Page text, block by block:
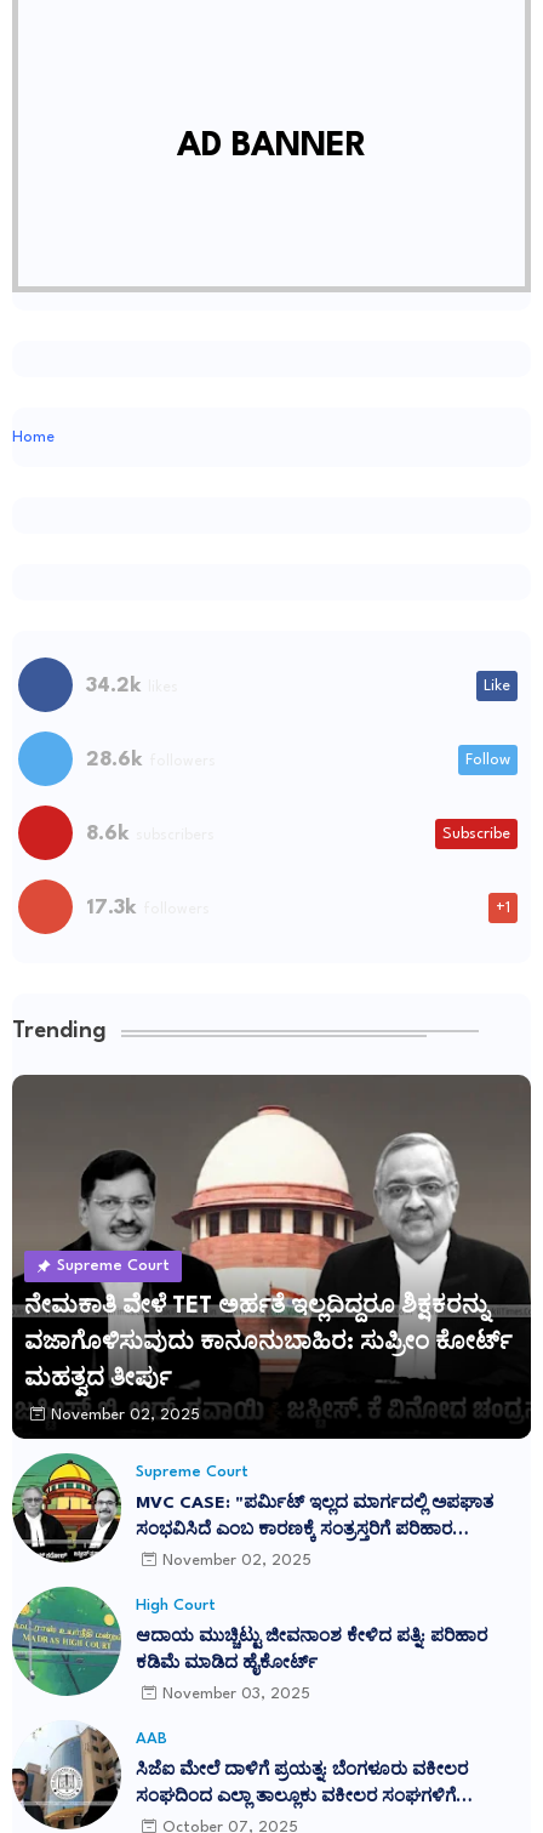
AD BANNER
Home
34.2k Like
28.6k Follow
8.6k Subscribe
17.3k +1
Trending
Supreme Court
ನೇಮಕಾತಿ ವೇಳೆ TET ಅರ್ಹತೆ ಇಲ್ಲದಿದ್ದರೂ ಶಿಕ್ಷಕರನ್ನು
ವಜಾಗೊಳಿಸುವುದು ಕಾನೂನುಬಾಹಿರ: ಸುಪ್ರೀಂ ಕೋರ್ಟ್
ಮಹತ್ವದ ತೀರ್ಪು
November 02, 2025
Supreme Court
MVC CASE: "ಪರ್ಮಿಟ್ ಇಲ್ಲದ ಮಾರ್ಗದಲ್ಲಿ ಅಪಘಾತ
ಸಂಭವಿಸಿದೆ ಎಂಬ ಕಾರಣಕ್ಕೆ ಸಂತ್ರಸ್ತರಿಗೆ ಪರಿಹಾರ
ನಿರಾಕರಿಸುವುದು ನ್ಯಾಯವಲ್ಲ": ಕರ್ನಾಟಕ ಹೈಕೋರ್ಟ್
November 02, 2025
High Court
ಆದಾಯ ಮುಚ್ಚಿಟ್ಟು ಜೀವನಾಂಶ ಕೇಳಿದ ಪತ್ನಿ: ಪರಿಹಾರ
ಕಡಿಮೆ ಮಾಡಿದ ಹೈಕೋರ್ಟ್
November 03, 2025
AAB
ಸಿಜೆಐ ಮೇಲೆ ದಾಳಿಗೆ ಪ್ರಯತ್ನ: ಬೆಂಗಳೂರು ವಕೀಲರ
ಸಂಘದಿಂದ ಎಲ್ಲಾ ತಾಲ್ಲೂಕು ವಕೀಲರ ಸಂಘಗಳಿಗೆ
ಪ್ರತಿಭಟನೆಗೆ ಕರೆ
October 07, 2025